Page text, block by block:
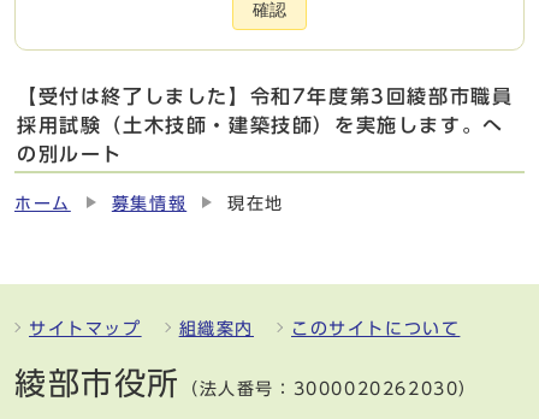
確認
【受付は終了しました】令和7年度第3回綾部市職員
採用試験（土木技師・建築技師）を実施します。へ
の別ルート
ホーム 募集情報 現在地
サイトマップ 組織案内 このサイトについて
綾部市役所 （法人番号：3000020262030）